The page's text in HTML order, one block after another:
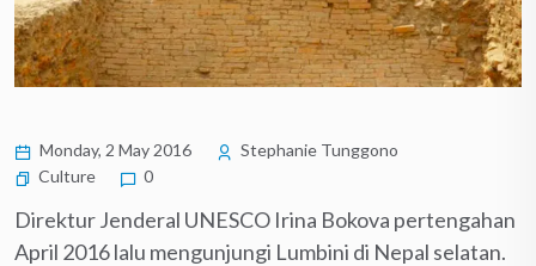
Monday, 2 May 2016
Stephanie Tunggono
Culture
0
Direktur Jenderal UNESCO Irina Bokova pertengahan
April 2016 lalu mengunjungi Lumbini di Nepal selatan.